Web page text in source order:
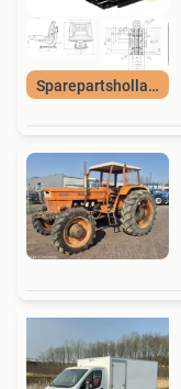
Sparepartsholland